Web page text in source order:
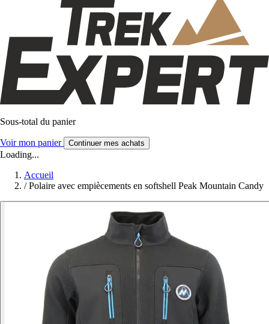
Sous-total du panier
Voir mon panier Continuer mes achats
Loading...
Accueil
/ Polaire avec empiècements en softshell Peak Mountain Candy